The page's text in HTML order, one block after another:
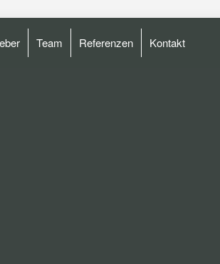
Team Referenzen Kontakt